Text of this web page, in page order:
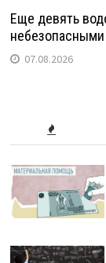
Еще девять
07.08.2026